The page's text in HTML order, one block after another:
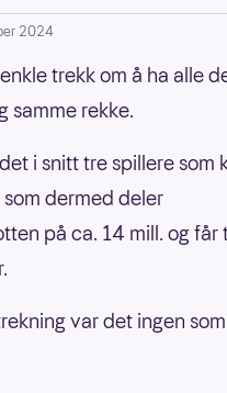
2024
trekk om å ha alle
samme rekke.
i snitt tre spillere som
dermed deler
på ca. 14 mill. og får
var det ingen